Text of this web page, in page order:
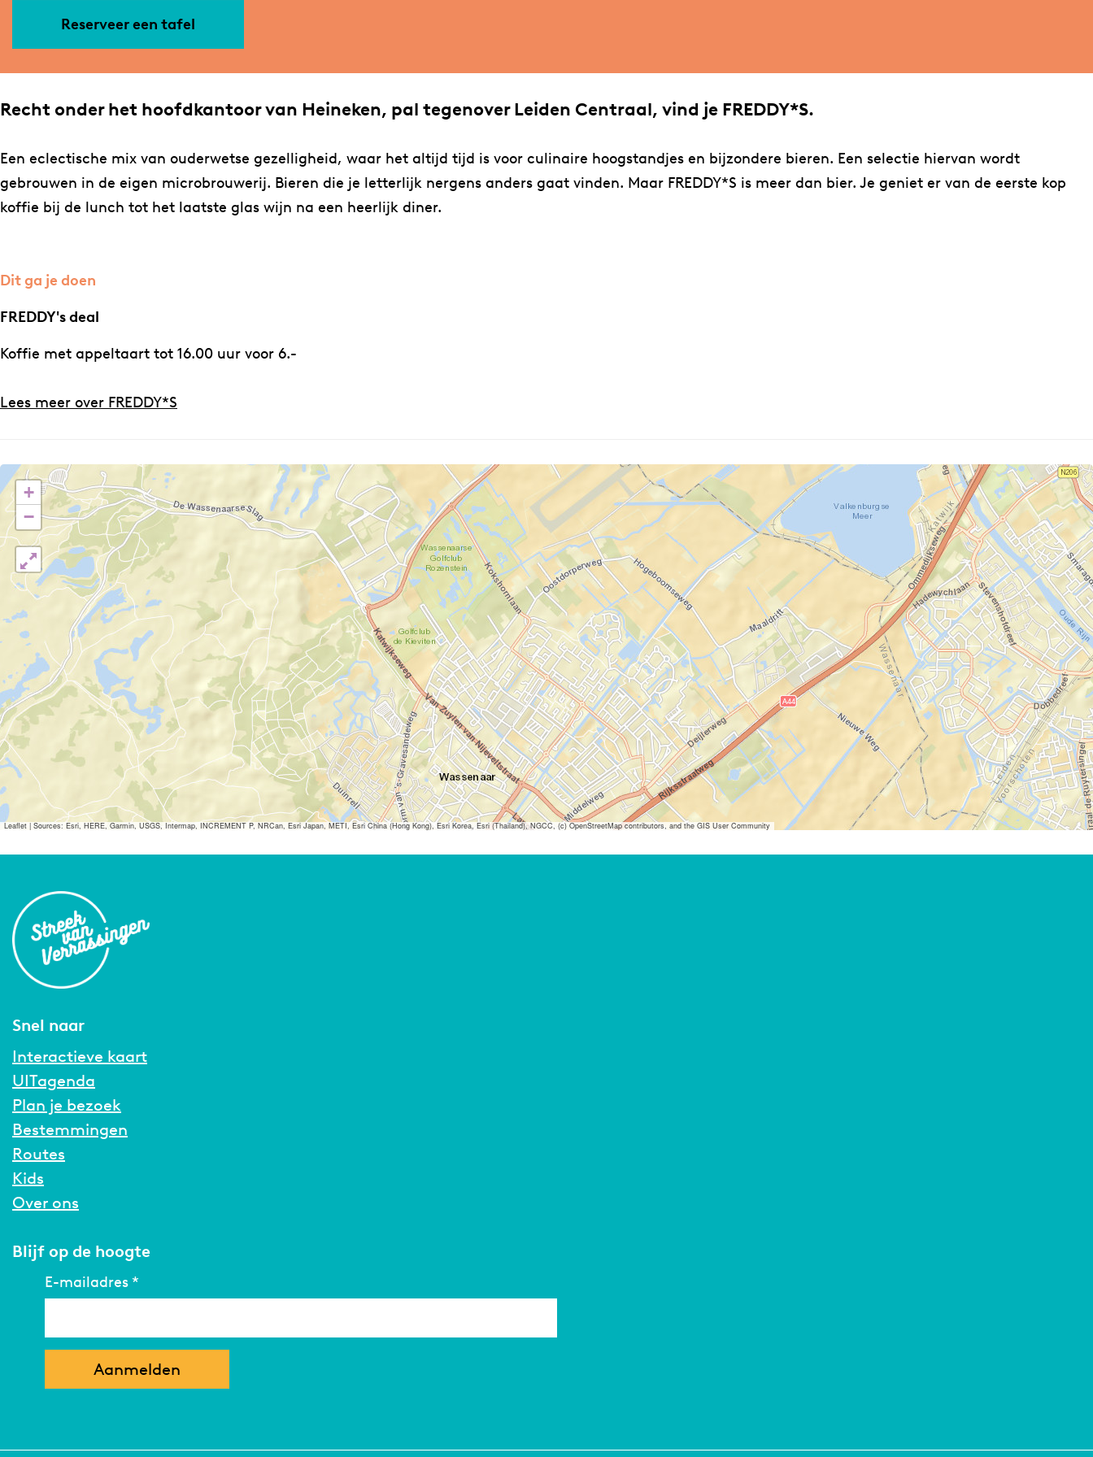
Reserveer een tafel
Recht onder het hoofdkantoor van Heineken, pal tegenover Leiden Centraal, vind je FREDDY*S.
Een eclectische mix van ouderwetse gezelligheid, waar het altijd tijd is voor culinaire hoogstandjes en bijzondere bieren. Een selectie hiervan wordt
gebrouwen in de eigen microbrouwerij. Bieren die je letterlijk nergens anders gaat vinden. Maar FREDDY*S is meer dan bier. Je geniet er van de eerste kop
koffie bij de lunch tot het laatste glas wijn na een heerlijk diner.
Dit ga je doen
FREDDY's deal
Koffie met appeltaart tot 16.00 uur voor 6.-
Lees meer over FREDDY*S
+
−
Leaflet|Sources: Esri, HERE, Garmin, USGS, Intermap, INCREMENT P, NRCan, Esri Japan, METI, Esri China (Hong Kong), Esri Korea, Esri (Thailand), NGCC, (c) OpenStreetMap contributors, and the GIS User Community
Snel naar
Interactieve kaart
UITagenda
Plan je bezoek
Bestemmingen
Routes
Kids
Over ons
Blijf op de hoogte
E-mailadres*